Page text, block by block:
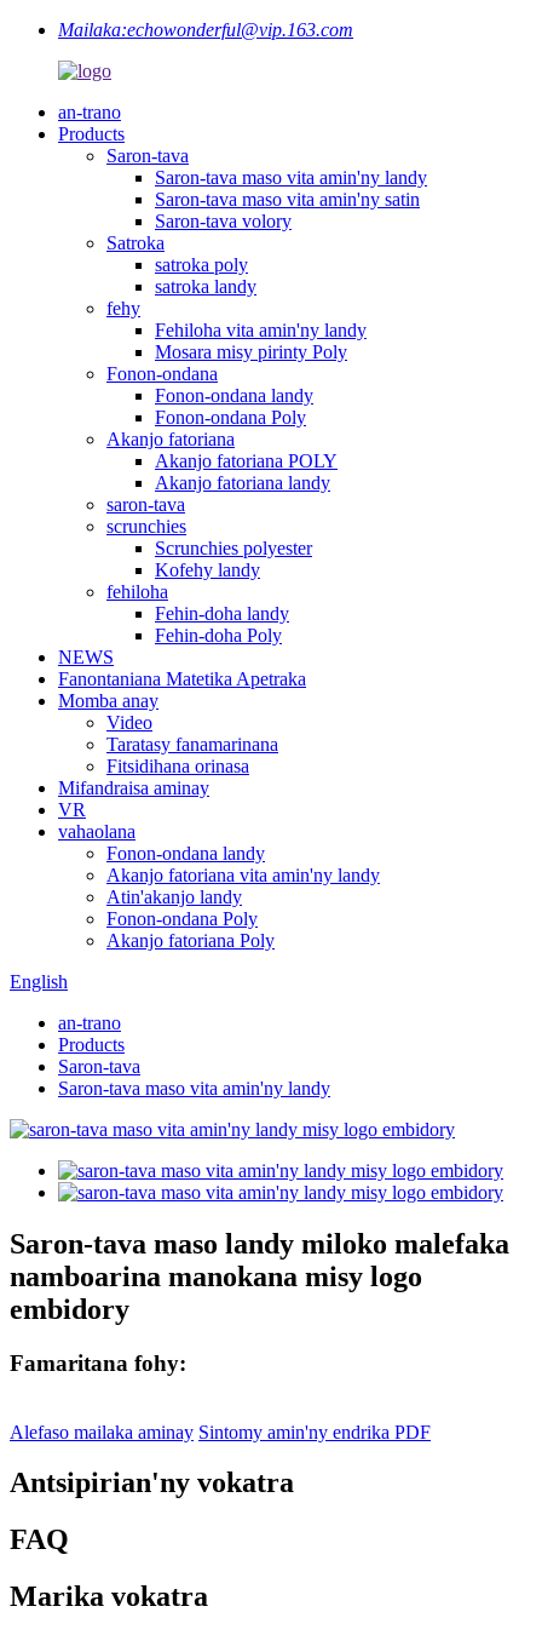
Mailaka:echowonderful@vip.163.com
an-trano
Products
Saron-tava
Saron-tava maso vita amin'ny landy
Saron-tava maso vita amin'ny satin
Saron-tava volory
Satroka
satroka poly
satroka landy
fehy
Fehiloha vita amin'ny landy
Mosara misy pirinty Poly
Fonon-ondana
Fonon-ondana landy
Fonon-ondana Poly
Akanjo fatoriana
Akanjo fatoriana POLY
Akanjo fatoriana landy
saron-tava
scrunchies
Scrunchies polyester
Kofehy landy
fehiloha
Fehin-doha landy
Fehin-doha Poly
NEWS
Fanontaniana Matetika Apetraka
Momba anay
Video
Taratasy fanamarinana
Fitsidihana orinasa
Mifandraisa aminay
VR
vahaolana
Fonon-ondana landy
Akanjo fatoriana vita amin'ny landy
Atin'akanjo landy
Fonon-ondana Poly
Akanjo fatoriana Poly
English
an-trano
Products
Saron-tava
Saron-tava maso vita amin'ny landy
Saron-tava maso landy miloko malefaka
namboarina manokana misy logo
embidory
Famaritana fohy:
Alefaso mailaka aminay Sintomy amin'ny endrika PDF
Antsipirian'ny vokatra
FAQ
Marika vokatra